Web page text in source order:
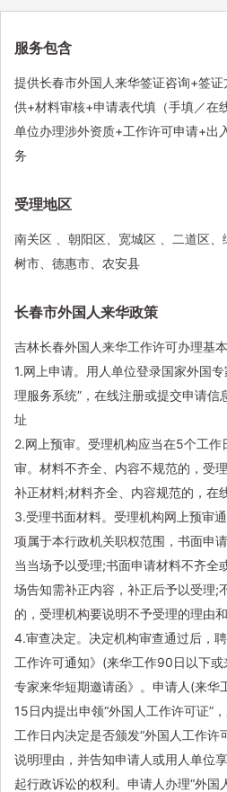
服务包含
提供长春市外国人来华签证咨询+签
供+材料审核+申请表代填（手填／在
单位办理涉外资质+工作许可申请+出
务
受理地区
南关区 、朝阳区、宽城区 、二道区
树市、德惠市、农安县
长春市外国人来华政策
吉林长春外国人来华工作许可办理基
1.网上申请。用人单位登录国家外国
理服务系统”，在线注册或提交申请信
址
2.网上预审。受理机构应当在5个工
审。材料不齐全、内容不规范的，受
补正材料;材料齐全、内容规范的，在
3.受理书面材料。受理机构网上预审
项属于本行政机关职权范围，书面申
当当场予以受理;书面申请材料不齐全
场告知需补正内容，补正后予以受理;
的，受理机构要说明不予受理的理由和
4.审查决定。决定机构审查通过后，
工作许可通知》(来华工作90日以下
专家来华短期邀请函》。申请人(来
15日内提出申领“外国人工作许可证”
工作日内决定是否颁发“外国人工作许
说明理由，并告知申请人或用人单位
起行政诉讼的权利。申请人办理“外国